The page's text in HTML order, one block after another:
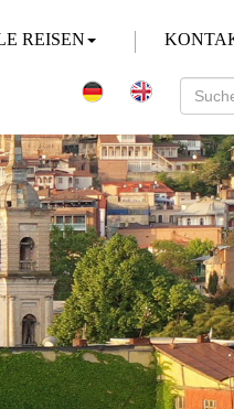
REISEN